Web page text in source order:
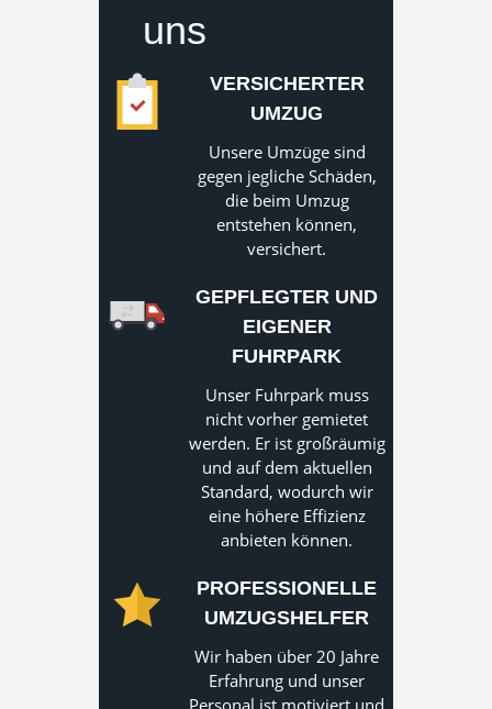
uns
VERSICHERTER
UMZUG
Unsere Umzüge sind
gegen jegliche Schäden,
die beim Umzug
entstehen können,
versichert.
GEPFLEGTER UND
EIGENER
FUHRPARK
Unser Fuhrpark muss
nicht vorher gemietet
werden. Er ist großräumig
und auf dem aktuellen
Standard, wodurch wir
eine höhere Effizienz
anbieten können.
PROFESSIONELLE
UMZUGSHELFER
Wir haben über 20 Jahre
Erfahrung und unser